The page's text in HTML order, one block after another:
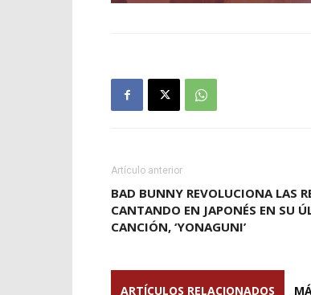
Artículo anterior
BAD BUNNY REVOLUCIONA LAS
CANTANDO EN JAPONÉS EN SU
CANCIÓN, ‘YONAGUNI’
ARTÍCULOS RELACIONADOS